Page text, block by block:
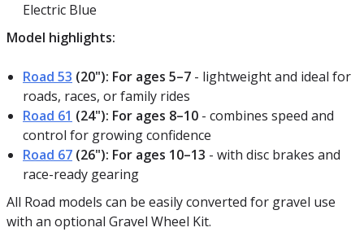
Electric Blue
Model highlights:
Road 53 (20"): For ages 5–7 - lightweight and ideal for
roads, races, or family rides
Road 61 (24"): For ages 8–10 - combines speed and
control for growing confidence
Road 67 (26"): For ages 10–13 - with disc brakes and
race-ready gearing
All Road models can be easily converted for gravel use
with an optional Gravel Wheel Kit.